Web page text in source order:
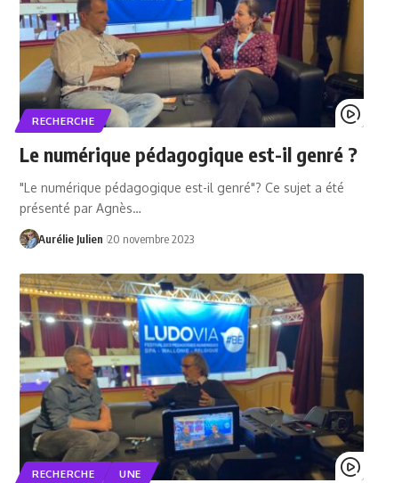
RECHERCHE
Le numérique pédagogique est-il genré ?
"Le numérique pédagogique est-il genré"? Ce sujet a été
présenté par Agnès…
Aurélie Julien 20 novembre 2023
RECHERCHE UNE